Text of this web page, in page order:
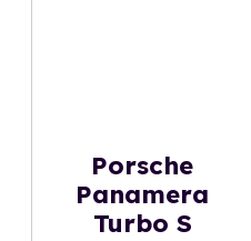
Porsche
Panamera
Turbo S